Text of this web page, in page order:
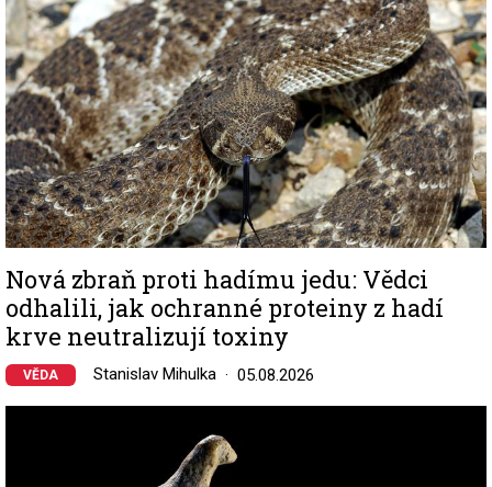
Nová zbraň proti hadímu jedu: Vědci
odhalili, jak ochranné proteiny z hadí
krve neutralizují toxiny
VĚDA Stanislav Mihulka 05.08.2026